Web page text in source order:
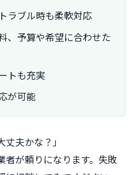
ラブル時も柔軟対応
、予算や希望に合わせた
トも充実
が可能
丈夫かな？」
者が頼りになります。失敗